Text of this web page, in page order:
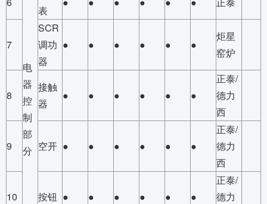
电
器
控
制
部
分
表
7
SCR
调功
器
● ● ● ● ● ●
炬星
窑炉
8
接触
器
● ● ● ● ● ●
正泰/
德力
西
9 空开 ● ● ● ● ● ●
正泰/
德力
西
10 按钮 ● ● ● ● ● ●
正泰/
德力